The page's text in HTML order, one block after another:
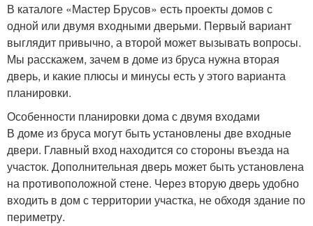
В каталоге «Мастер Брусов» есть проекты домов с
одной или двумя входными дверьми. Первый вариант
выглядит привычно, а второй может вызывать вопросы.
Мы расскажем, зачем в доме из бруса нужна вторая
дверь, и какие плюсы и минусы есть у этого варианта
планировки.
Особенности планировки дома с двумя входами
В доме из бруса могут быть установлены две входные
двери. Главный вход находится со стороны въезда на
участок. Дополнительная дверь может быть установлена
на противоположной стене. Через вторую дверь удобно
входить в дом с территории участка, не обходя здание по
периметру.